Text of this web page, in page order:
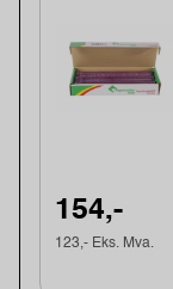
154,-
123,- Eks. Mva.